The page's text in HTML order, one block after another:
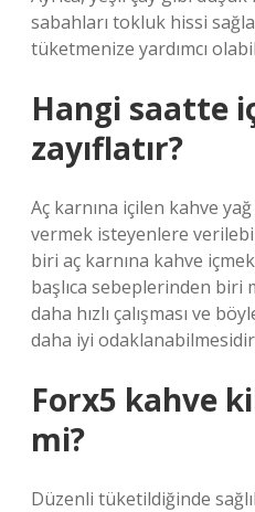
sabahları tokluk hissi
tüketmenize yardımcı
Hangi saatte
zayıflatır?
Aç karnına içilen kahve
vermek isteyenlere
biri aç karnına kahve
başlıca sebeplerinden biri
daha hızlı çalışması ve
daha iyi
Forx5 kahve
mi?
Düzenli tüketildiğinde